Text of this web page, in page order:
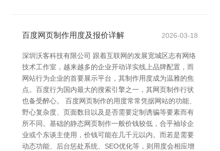
百度网页制作用度及报价详解 2026-03-18
深圳沃客科技有限公司 跟着互联网的发展宽城区志有网络
技术工作室，越来越多的企业开动详实线上品牌配置，而
网站行为企业的首要展示平台，其制作用度成为温雅的焦
点。百度行为国内最大的搜索引擎之一，其网页制作行状
也备受醉心。 百度网页制作的用度常常凭据网站的功能、
野心复杂度、页面数目以及是否需要定制诱骗等要素而有
所不同。基础的静态网页制作一般价钱较低，合乎袖珍企
业或个东谈主使用，价钱可能在几千元以内。而若是需要
动态功能、后台惩处系统、SEO优化等，则用度会相应增